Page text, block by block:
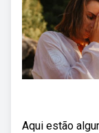
Aqui estão